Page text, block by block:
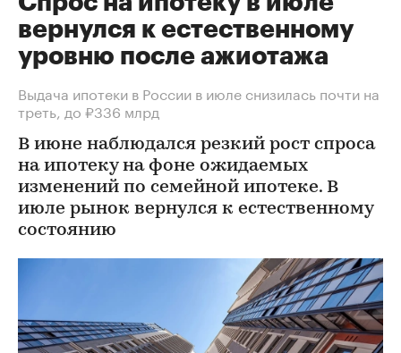
вернулся к естественному
уровню после ажиотажа
Выдача ипотеки в России в июле снизилась почти на
треть, до ₽336 млрд
В июне наблюдался резкий рост спроса
на ипотеку на фоне ожидаемых
изменений по семейной ипотеке. В
июле рынок вернулся к естественному
состоянию